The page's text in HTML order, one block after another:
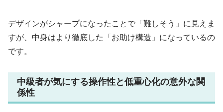
デザインがシャープになったことで「難しそう」に見えま
すが、中身はより徹底した「お助け構造」になっているの
です。
中級者が気にする操作性と低重心化の意外な関
係性